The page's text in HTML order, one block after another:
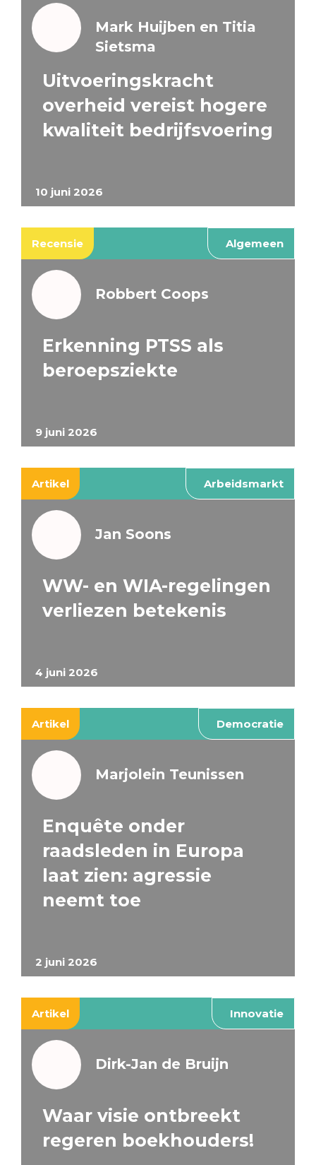
10 juni 2026
Mark Huijben en Titia
Sietsma
Uitvoeringskracht
overheid vereist hogere
kwaliteit bedrijfsvoering
Recensie Algemeen
9 juni 2026
Robbert Coops
Erkenning PTSS als
beroepsziekte
Artikel Arbeidsmarkt
4 juni 2026
Jan Soons
WW- en WIA-regelingen
verliezen betekenis
Artikel Democratie
2 juni 2026
Marjolein Teunissen
Enquête onder
raadsleden in Europa
laat zien: agressie
neemt toe
Artikel Innovatie
Dirk-Jan de Bruijn
Waar visie ontbreekt
regeren boekhouders!